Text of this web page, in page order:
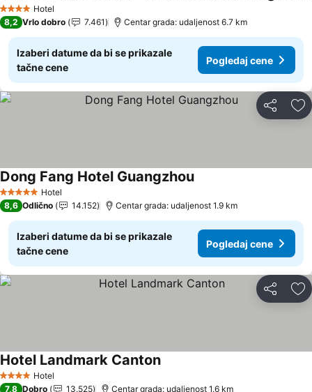
4 ZvezdiceHotel
Pogledaj cene
8,2 Vrlo dobro 7.461 Centar grada: udaljenost 6.7 km
Izaberi datume da bi se prikazale
tačne cene
Pogledaj cene
Deli
5 ZvezdiceHotel
Dong Fang Hotel GuangzhouPogledaj cene
8,6 Odlično 14.152 Centar grada: udaljenost 1.9 km
Izaberi datume da bi se prikazale
tačne cene
Pogledaj cene
Deli
4 ZvezdiceHotel
Hotel Landmark CantonPogledaj cene
7,8 Dobro 13.525 Centar grada: udaljenost 1.6 km